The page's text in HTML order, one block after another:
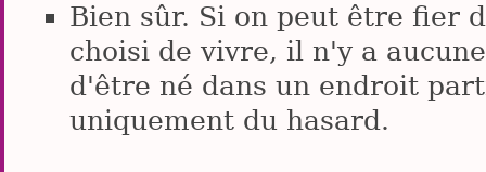
Bien sûr. Si on peut être fier
choisi de vivre, il n'y a
d'être né dans un endroit
uniquement du hasard.